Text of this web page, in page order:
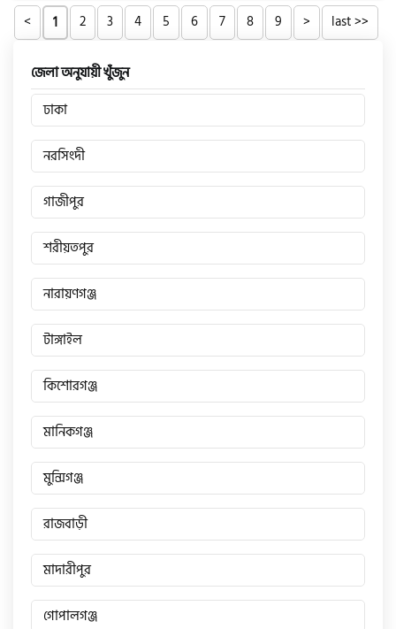
<
1 2 3 4 5 6 7 8 9 > last >>
জেলা অনুযায়ী খুঁজুন
ঢাকা
নরসিংদী
গাজীপুর
শরীয়তপুর
নারায়ণগঞ্জ
টাঙ্গাইল
কিশোরগঞ্জ
মানিকগঞ্জ
মুন্সিগঞ্জ
রাজবাড়ী
মাদারীপুর
গোপালগঞ্জ